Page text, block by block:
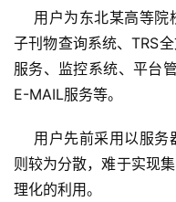
用户为东北某高等院
子刊物查询系统、TRS
服务、监控系统、平台
E-MAIL服务等。
用户先前采用以服务
则较为分散，难于实现
理化的利用。